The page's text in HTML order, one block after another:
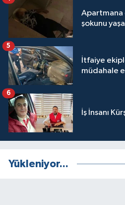
Apartmana
şokunu
İtfaiye
müdahale
5
İş İnsanı
6
Yükleniyor...